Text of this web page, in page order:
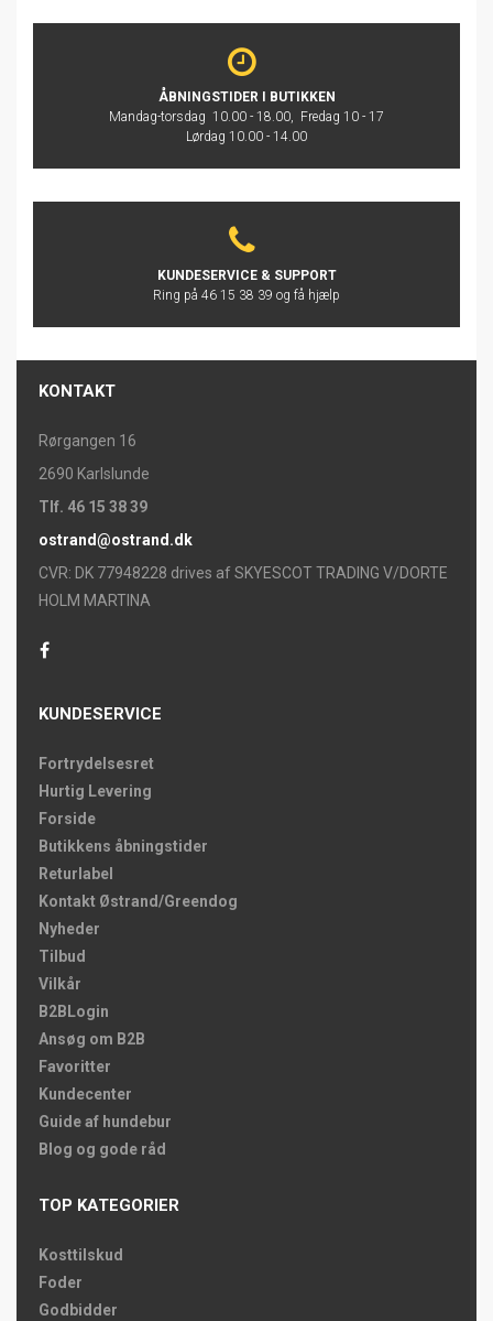
ÅBNINGSTIDER I BUTIKKEN
Mandag-torsdag 10.00 - 18.00, Fredag 10 - 17
Lørdag 10.00 - 14.00
KUNDESERVICE & SUPPORT
Ring på 46 15 38 39 og få hjælp
KONTAKT
Rørgangen 16
2690 Karlslunde
Tlf. 46 15 38 39
ostrand@ostrand.dk
CVR: DK 77948228 drives af SKYESCOT TRADING V/DORTE
HOLM MARTINA
KUNDESERVICE
Fortrydelsesret
Hurtig Levering
Forside
Butikkens åbningstider
Returlabel
Kontakt Østrand/Greendog
Nyheder
Tilbud
Vilkår
B2BLogin
Ansøg om B2B
Favoritter
Kundecenter
Guide af hundebur
Blog og gode råd
TOP KATEGORIER
Kosttilskud
Foder
Godbidder